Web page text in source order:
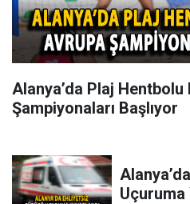
Alanya’da Plaj Hentbolu
Şampiyonaları Başlıyor
Uçuruma